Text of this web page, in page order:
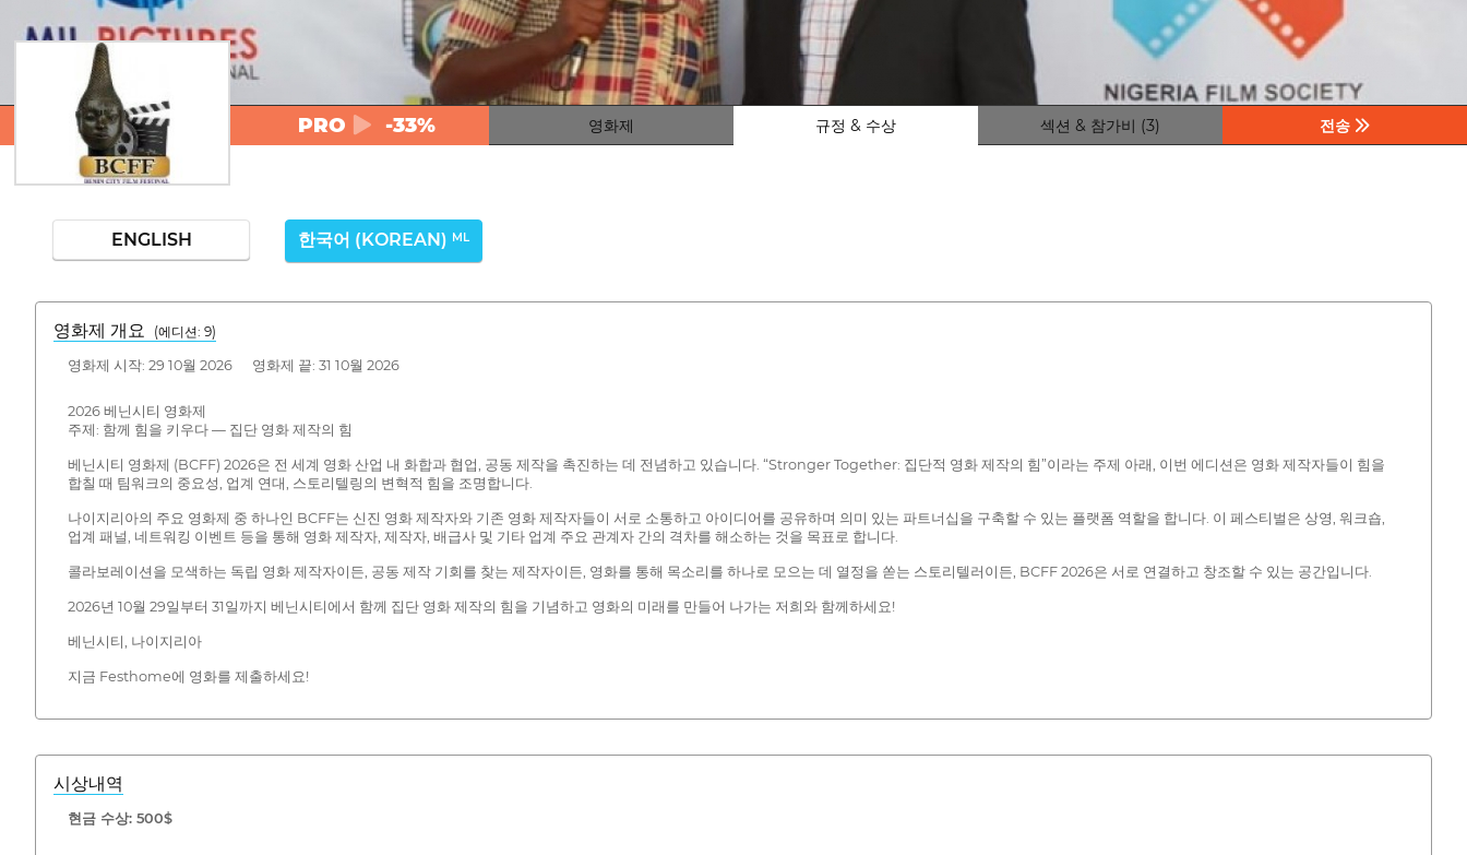
PRO -33% 영화제 규정 & 수상 섹션 & 참가비 (3) 전송
ENGLISH 한국어 (KOREAN) ML
영화제 개요 (에디션: 9)
영화제 시작: 29 10월 2026 영화제 끝: 31 10월 2026
2026 베닌시티 영화제
주제: 함께 힘을 키우다 — 집단 영화 제작의 힘
베닌시티 영화제 (BCFF) 2026은 전 세계 영화 산업 내 화합과 협업, 공동 제작을 촉진하는 데 전념하고 있습니다. “Stronger Together: 집단적 영화 제작의 힘”이라는 주제 아래, 이번 에디션은 영화 제작자들이 힘을
합칠 때 팀워크의 중요성, 업계 연대, 스토리텔링의 변혁적 힘을 조명합니다.
나이지리아의 주요 영화제 중 하나인 BCFF는 신진 영화 제작자와 기존 영화 제작자들이 서로 소통하고 아이디어를 공유하며 의미 있는 파트너십을 구축할 수 있는 플랫폼 역할을 합니다. 이 페스티벌은 상영, 워크숍,
업계 패널, 네트워킹 이벤트 등을 통해 영화 제작자, 제작자, 배급사 및 기타 업계 주요 관계자 간의 격차를 해소하는 것을 목표로 합니다.
콜라보레이션을 모색하는 독립 영화 제작자이든, 공동 제작 기회를 찾는 제작자이든, 영화를 통해 목소리를 하나로 모으는 데 열정을 쏟는 스토리텔러이든, BCFF 2026은 서로 연결하고 창조할 수 있는 공간입니다.
2026년 10월 29일부터 31일까지 베닌시티에서 함께 집단 영화 제작의 힘을 기념하고 영화의 미래를 만들어 나가는 저희와 함께하세요!
베닌시티, 나이지리아
지금 Festhome에 영화를 제출하세요!
시상내역
현금 수상: 500$